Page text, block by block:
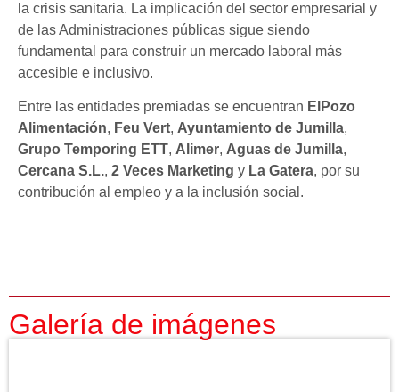
la crisis sanitaria. La implicación del sector empresarial y
de las Administraciones públicas sigue siendo
fundamental para construir un mercado laboral más
accesible e inclusivo.
Entre las entidades premiadas se encuentran ElPozo
Alimentación, Feu Vert, Ayuntamiento de Jumilla,
Grupo Temporing ETT, Alimer, Aguas de Jumilla,
Cercana S.L., 2 Veces Marketing y La Gatera, por su
contribución al empleo y a la inclusión social.
Galería de imágenes